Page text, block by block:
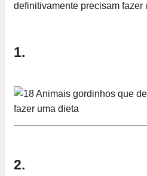
definitivamente precisam fazer
1.
2.